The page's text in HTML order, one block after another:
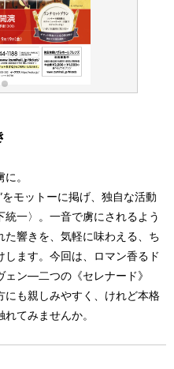
。
モットーに掲げ、独自な活動
一〉。一音で虜にされるよう
響きを、気軽に味わえる、ち
します。今回は、ロマン香るド
ン—二つの《セレナード》
にも親しみやすく、けれど本格
てみませんか。